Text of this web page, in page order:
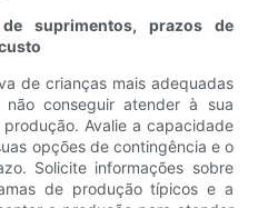
suprimentos, prazos de
de crianças mais adequadas
conseguir atender à sua
Avalie a capacidade
opções de contingência e o
Solicite informações sobre
de produção típicos e a